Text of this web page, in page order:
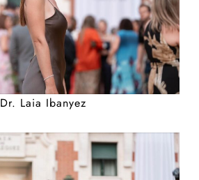
Dr. Laia Ibanyez